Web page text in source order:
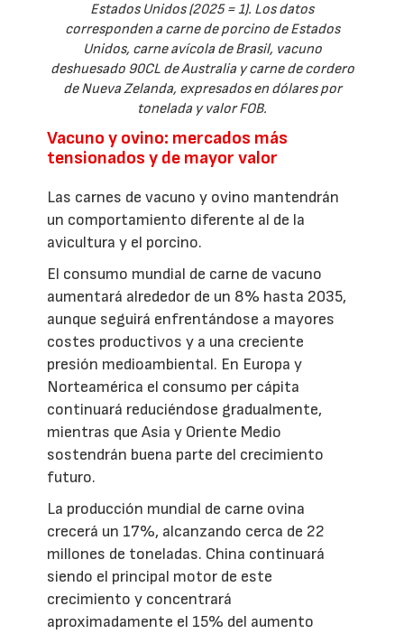
Estados Unidos (2025 = 1). Los datos
corresponden a carne de porcino de Estados
Unidos, carne avícola de Brasil, vacuno
deshuesado 90CL de Australia y carne de cordero
de Nueva Zelanda, expresados en dólares por
tonelada y valor FOB.
Vacuno y ovino: mercados más
tensionados y de mayor valor
Las carnes de vacuno y ovino mantendrán
un comportamiento diferente al de la
avicultura y el porcino.
El consumo mundial de carne de vacuno
aumentará alrededor de un 8% hasta 2035,
aunque seguirá enfrentándose a mayores
costes productivos y a una creciente
presión medioambiental. En Europa y
Norteamérica el consumo per cápita
continuará reduciéndose gradualmente,
mientras que Asia y Oriente Medio
sostendrán buena parte del crecimiento
futuro.
La producción mundial de carne ovina
crecerá un 17%, alcanzando cerca de 22
millones de toneladas. China continuará
siendo el principal motor de este
crecimiento y concentrará
aproximadamente el 15% del aumento